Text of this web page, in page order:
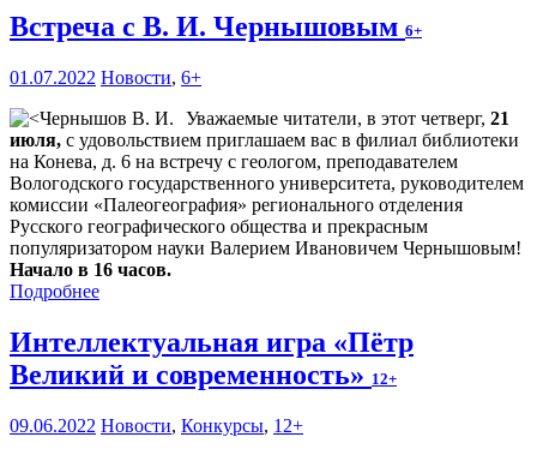
Встреча с В. И. Чернышовым 6+
01.07.2022 Новости, 6+
Уважаемые читатели, в этот четверг, 21
июля, с удовольствием приглашаем вас в филиал библиотеки
на Конева, д. 6 на встречу с геологом, преподавателем
Вологодского государственного университета, руководителем
комиссии «Палеогеография» регионального отделения
Русского географического общества и прекрасным
популяризатором науки Валерием Ивановичем Чернышовым!
Начало в 16 часов.
Подробнее
Интеллектуальная игра «Пётр
Великий и современность» 12+
09.06.2022 Новости, Конкурсы, 12+